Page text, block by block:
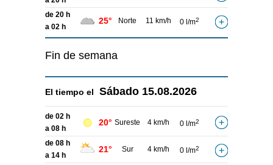
de 20 h
a 02 h
25° Norte 11 km/h 0 l/m2
Fin de semana
El tiempo el Sábado 15.08.2026
de 02 h
a 08 h
20° Sureste 4 km/h 0 l/m2
de 08 h
a 14 h
21° Sur 4 km/h 0 l/m2